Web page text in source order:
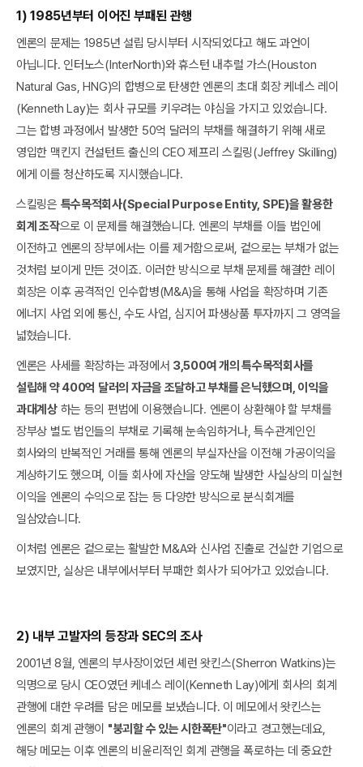
1) 1985년부터 이어진 부패된 관행
엔론의 문제는 1985년 설립 당시부터 시작되었다고 해도 과언이
아닙니다. 인터노스(InterNorth)와 휴스턴 내추럴 가스(Houston
Natural Gas, HNG)의 합병으로 탄생한 엔론의 초대 회장 케네스 레이
(Kenneth Lay)는 회사 규모를 키우려는 야심을 가지고 있었습니다.
그는 합병 과정에서 발생한 50억 달러의 부채를 해결하기 위해 새로
영입한 맥킨지 컨설턴트 출신의 CEO 제프리 스킬링(Jeffrey Skilling)
에게 이를 청산하도록 지시했습니다.
스킬링은 특수목적회사(Special Purpose Entity, SPE)을 활용한
회계 조작으로 이 문제를 해결했습니다. 엔론의 부채를 이들 법인에
이전하고 엔론의 장부에서는 이를 제거함으로써, 겉으로는 부채가 없는
것처럼 보이게 만든 것이죠. 이러한 방식으로 부채 문제를 해결한 레이
회장은 이후 공격적인 인수합병(M&A)을 통해 사업을 확장하며 기존
에너지 사업 외에 통신, 수도 사업, 심지어 파생상품 투자까지 그 영역을
넓혔습니다.
엔론은 사세를 확장하는 과정에서 3,500여 개의 특수목적회사를
설립해 약 400억 달러의 자금을 조달하고 부채를 은닉했으며, 이익을
과대계상하는 등의 편법에 이용했습니다. 엔론이 상환해야 할 부채를
장부상 별도 법인들의 부채로 기록해 눈속임하거나, 특수관계인인
회사와의 반복적인 거래를 통해 엔론의 부실자산을 이전해 가공이익을
계상하기도 했으며, 이들 회사에 자산을 양도해 발생한 사실상의 미실현
이익을 엔론의 수익으로 잡는 등 다양한 방식으로 분식회계를
일삼았습니다.
이처럼 엔론은 겉으로는 활발한 M&A와 신사업 진출로 건실한 기업으로
보였지만, 실상은 내부에서부터 부패한 회사가 되어가고 있었습니다.
2) 내부 고발자의 등장과 SEC의 조사
2001년 8월, 엔론의 부사장이었던 셰런 왓킨스(Sherron Watkins)는
익명으로 당시 CEO였던 케네스 레이(Kenneth Lay)에게 회사의 회계
관행에 대한 우려를 담은 메모를 보냈습니다. 이 메모에서 왓킨스는
엔론의 회계 관행이 "붕괴할 수 있는 시한폭탄"이라고 경고했는데요,
해당 메모는 이후 엔론의 비윤리적인 회계 관행을 폭로하는 데 중요한